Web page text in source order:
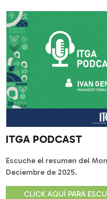
ITGA PODCAST
Escuche el resumen del
Deciembre de 2025.
CLICK AQUÍ PARA